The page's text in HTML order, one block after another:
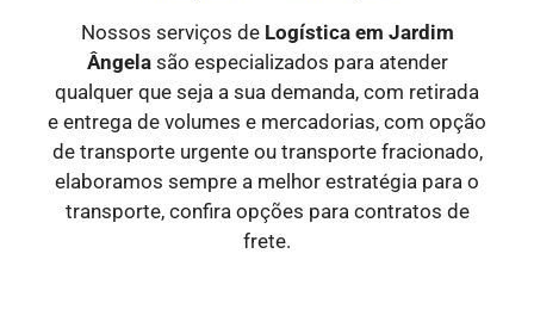
Nossos serviços de Logística em Jardim
Ângelasão especializados para atender
qualquer que seja a sua demanda, com retirada
e entrega de volumes e mercadorias, com opção
de transporte urgente ou transporte fracionado,
elaboramos sempre a melhor estratégia para o
transporte, confira opções para contratos de
frete.